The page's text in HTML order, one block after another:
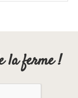
la ferme !